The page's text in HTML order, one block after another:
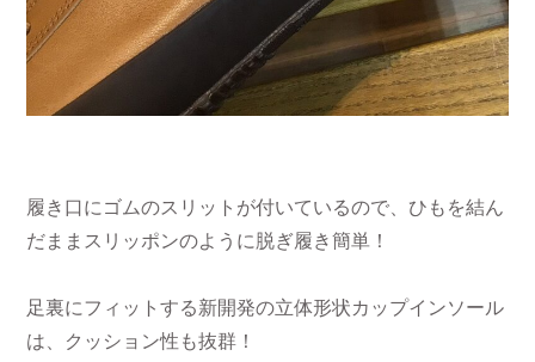
履き口にゴムのスリットが付いているので、ひもを結ん
だままスリッポンのように脱ぎ履き簡単！
足裏にフィットする新開発の立体形状カップインソール
は、クッション性も抜群！